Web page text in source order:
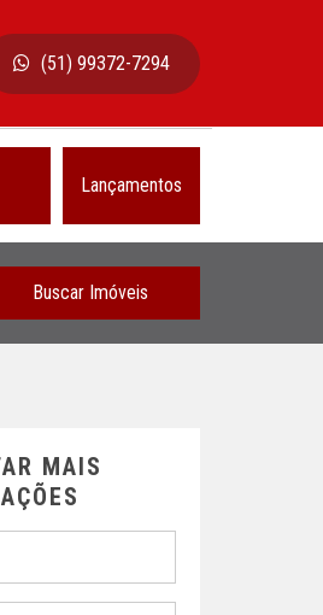
(51) 99372-7294
Lançamentos
Buscar Imóveis
MAIS